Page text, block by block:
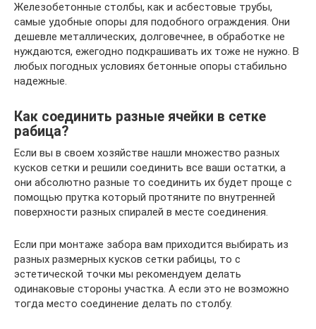
Железобетонные столбы, как и асбестовые трубы,
самые удобные опоры для подобного ограждения. Они
дешевле металлических, долговечнее, в обработке не
нуждаются, ежегодно подкрашивать их тоже не нужно. В
любых погодных условиях бетонные опоры стабильно
надежные.
Как соединить разные ячейки в сетке
рабица?
Если вы в своем хозяйстве нашли множество разных
кусков сетки и решили соединить все ваши остатки, а
они абсолютно разные то соединить их будет проще с
помощью прутка который протяните по внутренней
поверхности разных спиралей в месте соединения.
Если при монтаже забора вам приходится выбирать из
разных размерных кусков сетки рабицы, то с
эстетической точки мы рекомендуем делать
одинаковые стороны участка. А если это не возможно
тогда место соединение делать по столбу.